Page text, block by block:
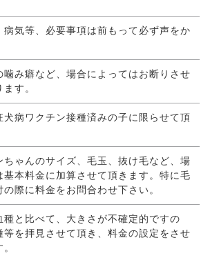
病気等、必要事項は前もって必ず声をか
噛み癖など、場合によってはお断りさせ
す。
犬病ワクチン接種済みの子に限らせて頂
ちゃんのサイズ、毛玉、抜け毛など、場
基本料金に加算させて頂きます。特に毛
際に料金をお問合わせ下さい。
種と比べて、大きさが不確定的ですの
等を拝見させて頂き、料金の設定をさせ